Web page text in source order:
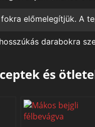
előmelegítjük. A
darabokra
és